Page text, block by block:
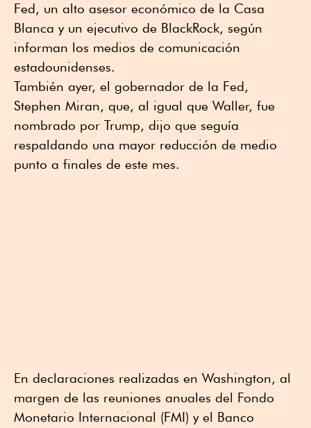
Fed, un alto asesor económico de la Casa
Blanca y un ejecutivo de BlackRock, según
informan los medios de comunicación
estadounidenses.
También ayer, el gobernador de la Fed,
Stephen Miran, que, al igual que Waller, fue
nombrado por Trump, dijo que seguía
respaldando una mayor reducción de medio
punto a finales de este mes.
En declaraciones realizadas en Washington, al
margen de las reuniones anuales del Fondo
Monetario Internacional (FMI) y el Banco